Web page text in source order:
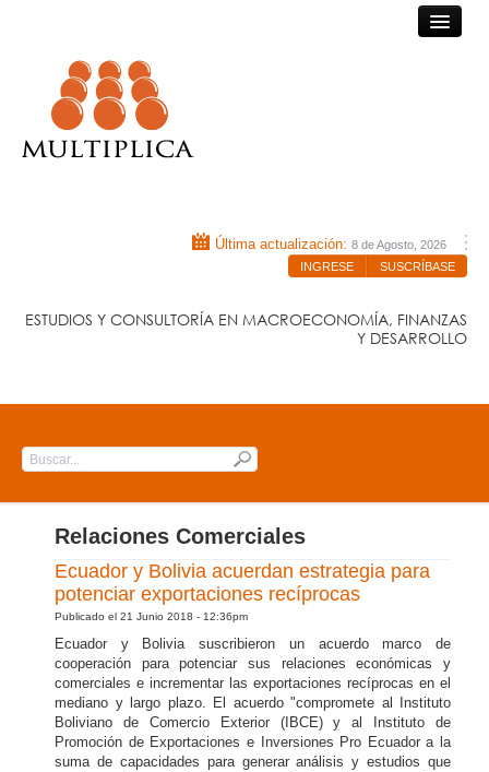
Última actualización: 8 de Agosto, 2026
INGRESE
SUSCRÍBASE
ESTUDIOS Y CONSULTORÍA EN MACROECONOMÍA, FINANZAS
Y DESARROLLO
QUIÉNES SOMOS
NUESTRA EXPERIENCIA
CONTÁCTENOS
Submit
Relaciones Comerciales
Ecuador y Bolivia acuerdan estrategia para
potenciar exportaciones recíprocas
Publicado el 21 Junio 2018 - 12:36pm
Ecuador y Bolivia suscribieron un acuerdo marco de
cooperación para potenciar sus relaciones económicas y
comerciales e incrementar las exportaciones recíprocas en el
mediano y largo plazo. El acuerdo "compromete al Instituto
Boliviano de Comercio Exterior (IBCE) y al Instituto de
Promoción de Exportaciones e Inversiones Pro Ecuador a la
suma de capacidades para generar análisis y estudios que